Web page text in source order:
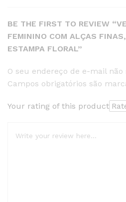
BE THE FIRST TO REVIEW
FEMININO COM ALÇAS
ESTAMPA FLORAL”
O seu endereço de e-mail
Campos obrigatórios são
Your rating of this product